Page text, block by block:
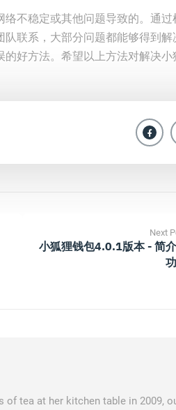
不稳定或其他问题导致的。通过
联系，大部分问题都能够得到解
好方法。希望以上方法对解决
Next
小狐狸钱包4.0.1版本 - 简
of tea at her kitchen table in 2009,